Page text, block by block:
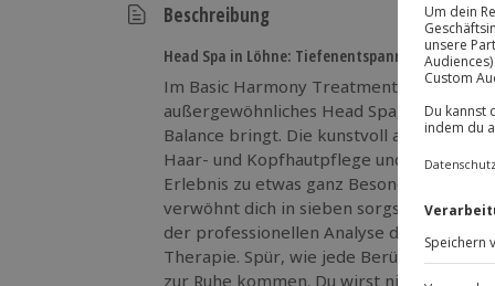
Beschreibung
Head Spa in Löhne: Tiefenentspannung trifft
Im Basic Harmony Treatment in Löhne
außergewöhnliches Head Spa, das auf
Balance bringt. Die kunstvoll
Haar- und Kopfhautpflege und tief
Erlebnis zu etwas ganz Besonderem. Der
verwöhnt dich in sieben sorgsam
der professionellen Analyse deiner
Therapie. Spür, wie jede Berührung
zur Ruhe kommen. Du wirst nicht nur